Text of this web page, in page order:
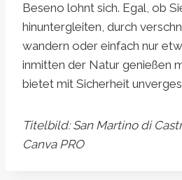
Beseno lohnt sich. Egal, ob
hinuntergleiten, durch
wandern oder einfach nur
inmitten der Natur genießen
bietet mit Sicherheit
Titelbild: San Martino di
Canva PRO